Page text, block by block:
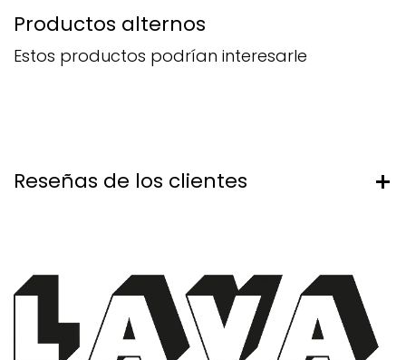
Productos alternos
Estos productos podrían interesarle
Reseñas de los clientes